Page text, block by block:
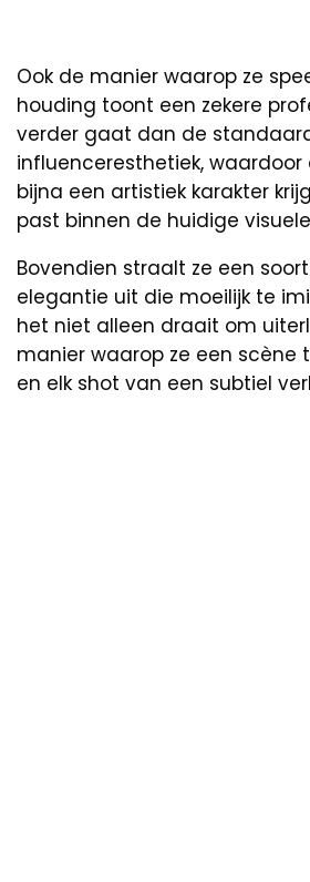
Ook de manier waarop ze
houding toont een zekere
verder gaat dan de
influenceresthetiek,
bijna een artistiek karakter
past binnen de huidige
Bovendien straalt ze een
elegantie uit die moeilijk te
het niet alleen draait om
manier waarop ze een scène
en elk shot van een subtiel